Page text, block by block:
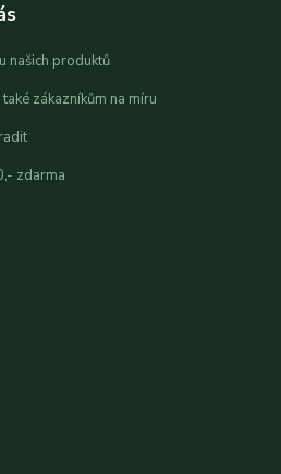
našich produktů
zákazníkům na míru
zdarma